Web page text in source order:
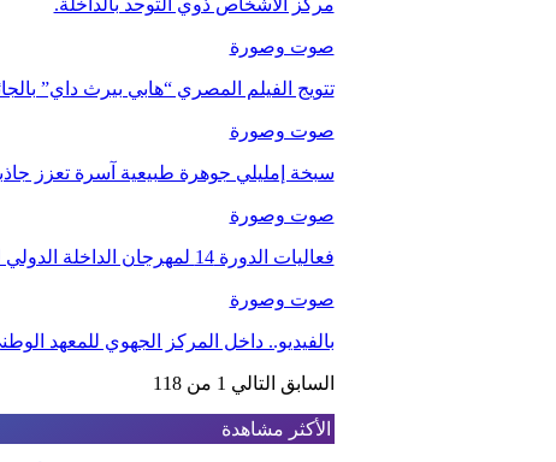
صوت وصورة
تتويج الفيلم المصري “هابي بيرث داي”
صوت وصورة
سبخة إمليلي جوهرة طبيعية آسرة تعزز
صوت وصورة
فعاليات الدورة 14 لمهرجان الداخلة الدولي للفيلم
صوت وصورة
بالفيديو.. داخل المركز الجهوي للمعهد
السابق التالي 1 من 118
الأكثر مشاهدة